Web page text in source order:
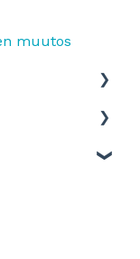
muutos